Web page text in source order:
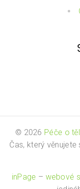
© 2026 Péče o
Čas, který věnujete
inPage – webové